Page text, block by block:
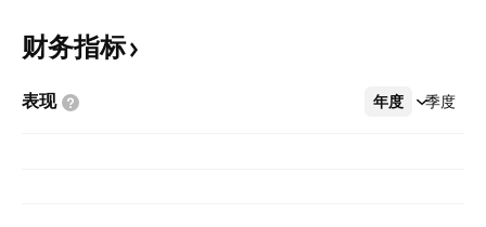
财务指标
表现 年度 季度
更多